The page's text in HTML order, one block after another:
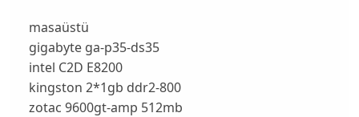
masaüstü
gigabyte ga-p35-ds35
intel C2D E8200
kingston 2*1gb ddr2-800
zotac 9600gt-amp 512mb